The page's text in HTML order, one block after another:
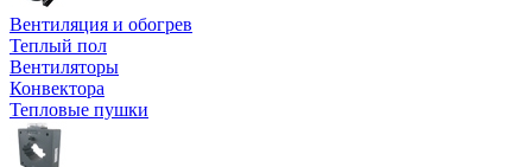
Вентиляция и обогрев
Теплый пол
Вентиляторы
Конвектора
Тепловые пушки